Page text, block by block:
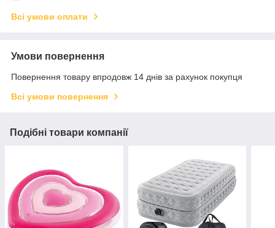
Всі умови оплати
Умови повернення
Повернення товару впродовж 14 днів за рахунок покупця
Всі умови повернення
Подібні товари компанії